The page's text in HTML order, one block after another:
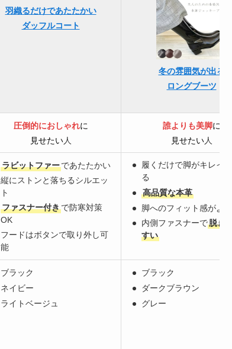
羽織るだけであたたかい
ダッフルコート
冬の雰囲気が出る
ロングブーツ
圧倒的におしゃれに
見せたい人
誰よりも美脚に
見せたい人
ラビットファーであたたかい
縦にストンと落ちるシルエッ
ト
ファスナー付きで防寒対策
OK
フードはボタンで取り外し可
能
履くだけで脚がキレイに
る
高品質な本革
脚へのフィット感がよい
内側ファスナーで脱ぎ
すい
ブラック
ネイビー
ライトベージュ
ブラック
ダークブラウン
グレー